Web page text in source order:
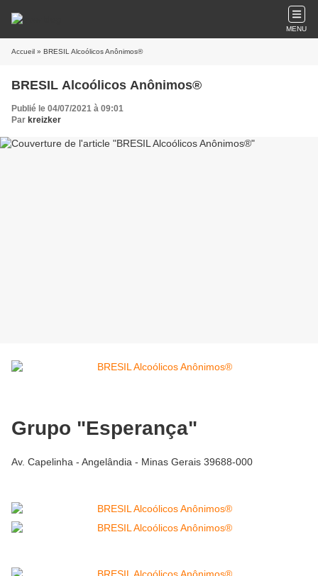
MENU
Accueil » BRESIL Alcoólicos Anônimos®
BRESIL Alcoólicos Anônimos®
Publié le 04/07/2021 à 09:01
Par kreizker
Grupo "Esperança"
Av. Capelinha - Angelândia - Minas Gerais 39688-000